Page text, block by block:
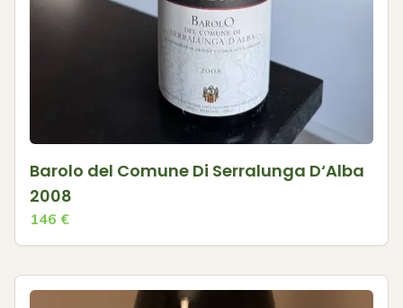
Barolo del Comune Di Serralunga D‘Alba
2008
146 €